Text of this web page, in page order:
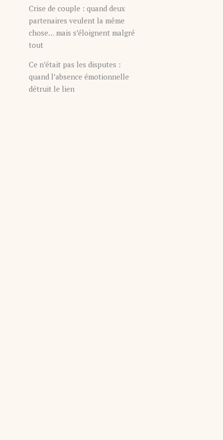
Crise de couple : quand deux
partenaires veulent la même
chose… mais s’éloignent malgré
tout
Ce n’était pas les disputes :
quand l’absence émotionnelle
détruit le lien